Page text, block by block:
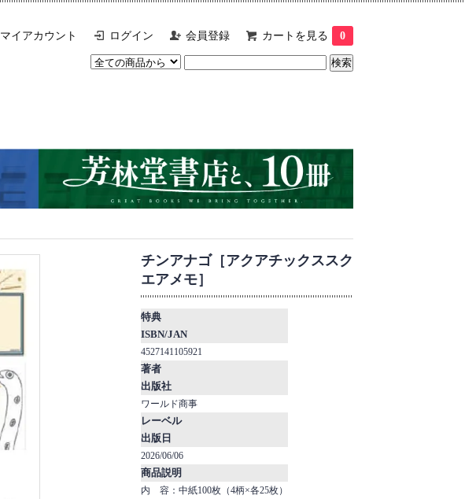
マイアカウント ログイン 会員登録 カートを見る 0
チンアナゴ［アクアチックススク
エアメモ］
特典
ISBN/JAN
4527141105921
著者
出版社
ワールド商事
レーベル
出版日
2026/06/06
商品説明
内 容：中紙100枚（4柄×各25枚）